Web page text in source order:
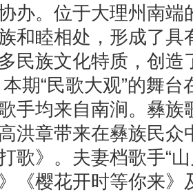
办。位于大理州南端
和睦相处，形成了具
民族文化特质，创造
“民歌大观”的舞台
手均来自南涧。彝族
洪章带来在彝族民众
歌》。夫妻档歌手“
》《樱花开时等你来